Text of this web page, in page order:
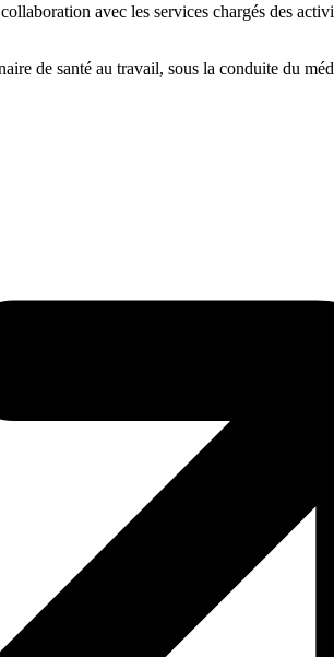
avec les services chargés des
de santé au travail, sous la conduite du